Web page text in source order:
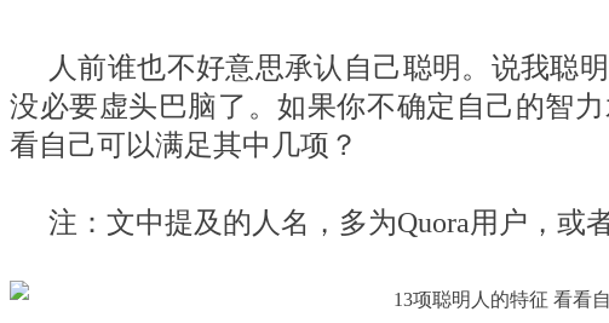
人前谁也不好意思承认自己聪明。说我聪
没必要虚头巴脑了。如果你不确定自己的智
看自己可以满足其中几项？
注：文中提及的人名，多为Quora用户，或